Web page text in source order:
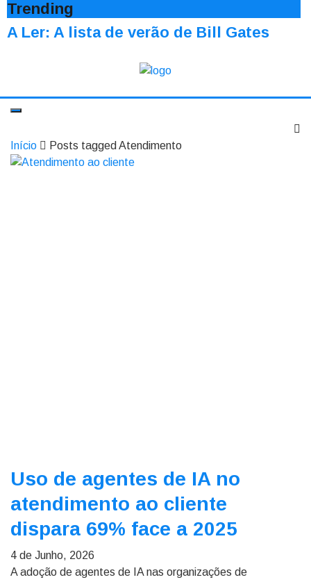
Trending
A Ler: A lista de verão de Bill Gates
Início Posts tagged Atendimento
Uso de agentes de IA no
atendimento ao cliente
dispara 69% face a 2025
4 de Junho, 2026
A adoção de agentes de IA nas organizações de